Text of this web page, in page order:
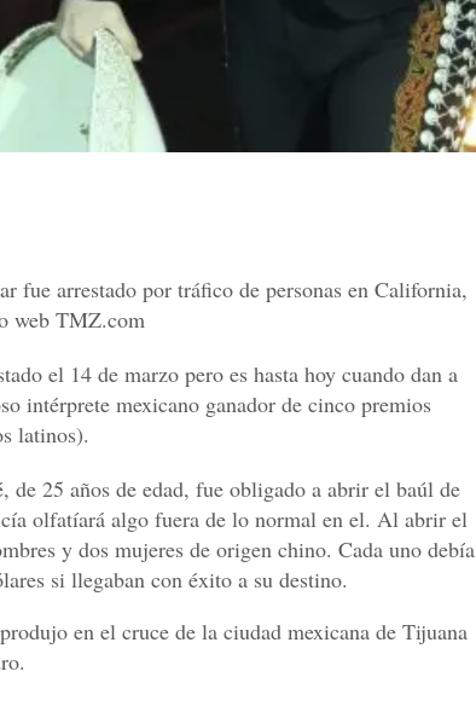
fue arrestado por tráfico de personas en California,
web TMZ.com
el 14 de marzo pero es hasta hoy cuando dan a
intérprete mexicano ganador de cinco premios
latinos).
de 25 años de edad, fue obligado a abrir el baúl de
olfatíará algo fuera de lo normal en el. Al abrir el
y dos mujeres de origen chino. Cada uno debía
si llegaban con éxito a su destino.
en el cruce de la ciudad mexicana de Tijuana